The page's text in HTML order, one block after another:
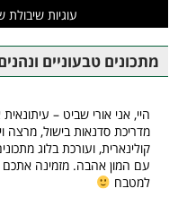
עוגיות
מתכונים טבעוניים
היי, אני אורי שביט – עיתונאית
מדריכת סדנאות בישול, מרצה
קולינארית, ועורכת בלוג
עם המון אהבה. מזמינה אתכם
למטבח